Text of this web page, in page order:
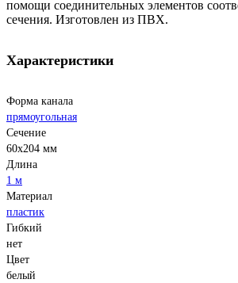
помощи соединительных элементов
сечения. Изготовлен из ПВХ.
Характеристики
Форма канала
прямоугольная
Сечение
60х204 мм
Длина
1 м
Материал
пластик
Гибкий
нет
Цвет
белый